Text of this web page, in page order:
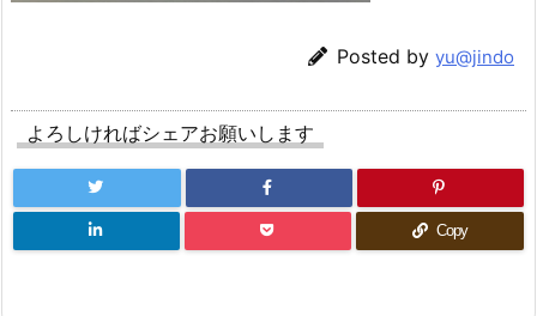
Posted by yu@jindo
よろしければシェアお願いします
Copy